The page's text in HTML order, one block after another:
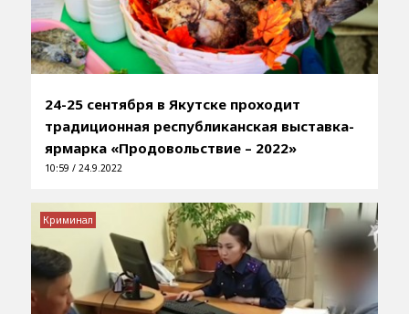
24-25 сентября в Якутске проходит
традиционная республиканская выставка-
ярмарка «Продовольствие – 2022»
10:59 / 24.9.2022
Криминал